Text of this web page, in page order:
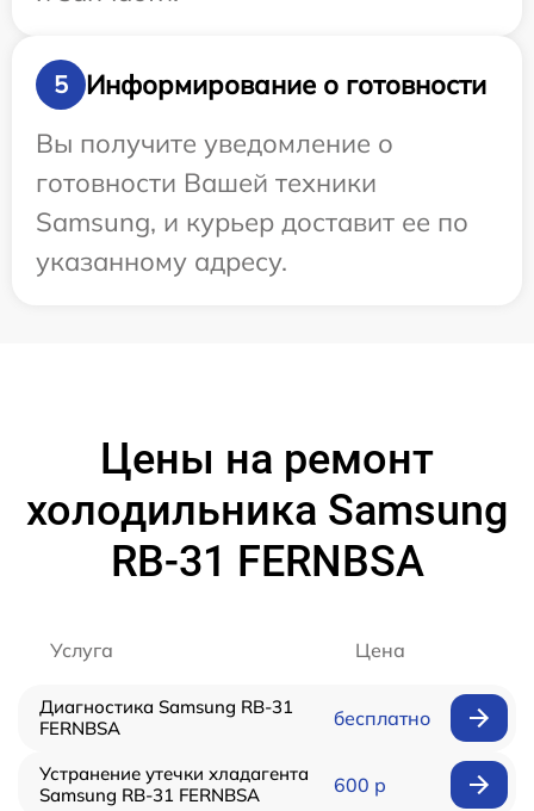
5
Информирование о готовности
Вы получите уведомление о
готовности Вашей техники
Samsung, и курьер доставит ее по
указанному адресу.
Цены на ремонт
холодильника Samsung
RB-31 FERNBSA
Услуга Цена
Диагностика Samsung RB-31
FERNBSA
бесплатно
Устранение утечки хладагента
Samsung RB-31 FERNBSA
600 р